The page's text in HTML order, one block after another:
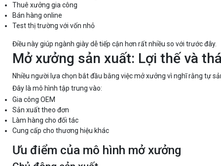
Thuê xưởng gia công
Bán hàng online
Test thị trường với vốn nhỏ
Điều này giúp ngành giày dễ tiếp cận hơn rất nhiều so với trước đây.
Mở xưởng sản xuất: Lợi thế và
Nhiều người lựa chọn bắt đầu bằng việc mở xưởng vì nghĩ rằng tự
Đây là mô hình tập trung vào:
Gia công OEM
Sản xuất theo đơn
Làm hàng cho đối tác
Cung cấp cho thương hiệu khác
Ưu điểm của mô hình mở xưởng